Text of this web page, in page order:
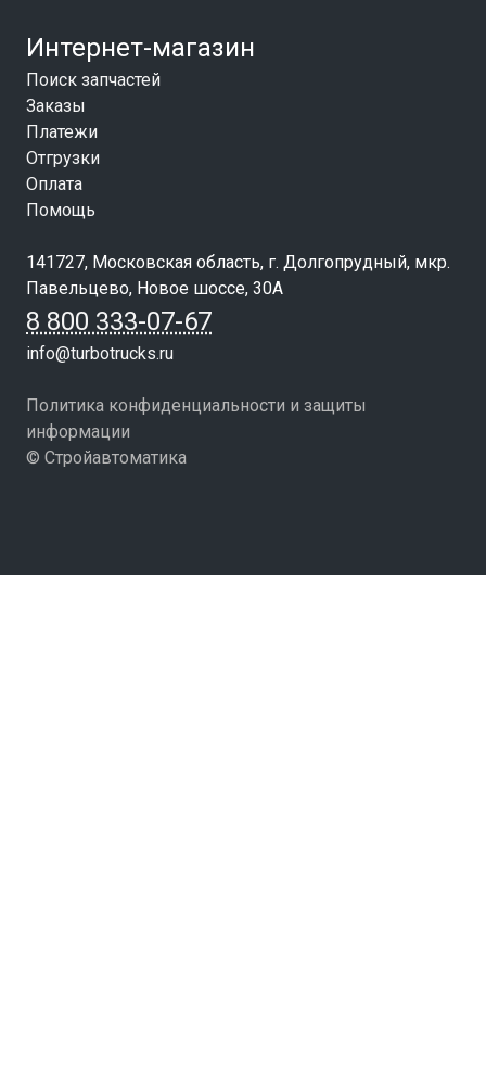
Интернет-магазин
Поиск запчастей
Заказы
Платежи
Отгрузки
Оплата
Помощь
141727, Московская область, г. Долгопрудный, мкр.
Павельцево, Новое шоссе, 30А
8 800 333-07-67
info@turbotrucks.ru
Политика конфиденциальности и защиты
информации
© Стройавтоматика